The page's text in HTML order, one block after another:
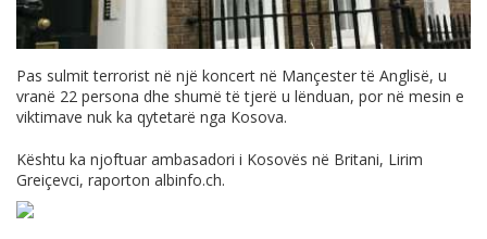
Pas sulmit terrorist në një koncert në Mançester të Anglisë, u
vranë 22 persona dhe shumë të tjerë u lënduan, por në mesin e
viktimave nuk ka qytetarë nga Kosova.
Kështu ka njoftuar ambasadori i Kosovës në Britani, Lirim
Greiçevci, raporton albinfo.ch.